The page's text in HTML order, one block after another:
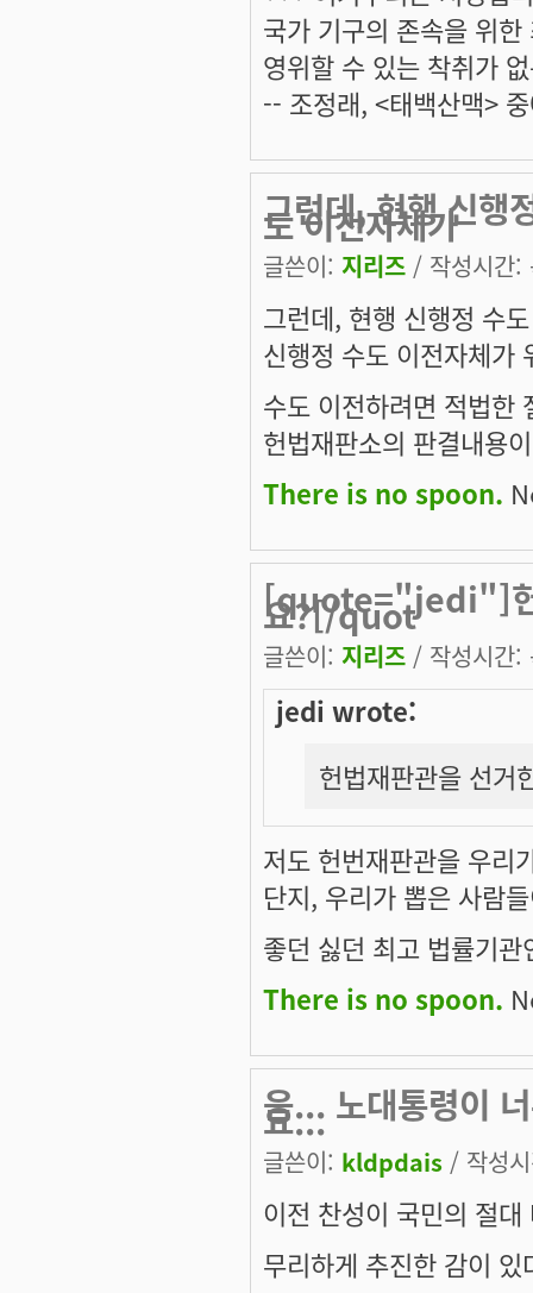
국가 기구의 존속을 위
영위할 수 있는 착취가
-- 조정래, <태백산맥>
그런데, 현행 신행
도 이전자체가
글쓴이: 지리즈 / 작성시간
그런데, 현행 신행정 수
신행정 수도 이전자체가
수도 이전하려면 적법한
헌법재판소의 판결내용
There is no spoon.
[quote="jedi"]헌
요?[/quot
글쓴이: 지리즈 / 작성시간
jedi wrote:
헌법재판관을 선거
저도 헌번재판관을 우리
단지, 우리가 뽑은 사람
좋던 싫던 최고 법률기
There is no spoon.
음... 노대통령이
요...
글쓴이: kldpdais / 작성
이전 찬성이 국민의 절
무리하게 추진한 감이